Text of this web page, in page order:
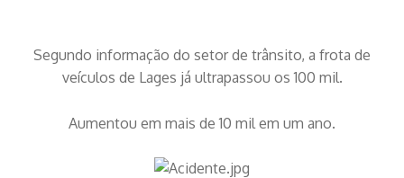
Segundo informação do setor de trânsito, a frota de
veículos de Lages já ultrapassou os 100 mil.
Aumentou em mais de 10 mil em um ano.